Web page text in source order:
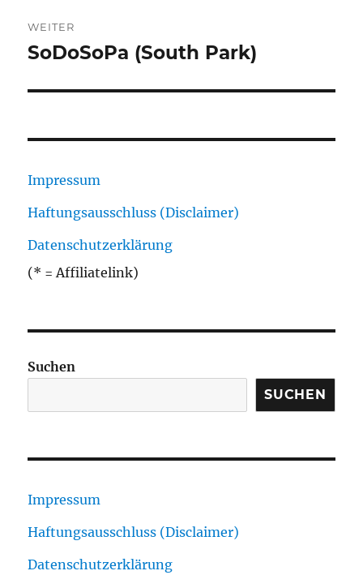
WEITER
Nächster
SoDoSoPa (South Park)
Impressum
Haftungsausschluss (Disclaimer)
Datenschutzerklärung
(* = Affiliatelink)
Suchen
SUCHEN
Impressum
Haftungsausschluss (Disclaimer)
Datenschutzerklärung